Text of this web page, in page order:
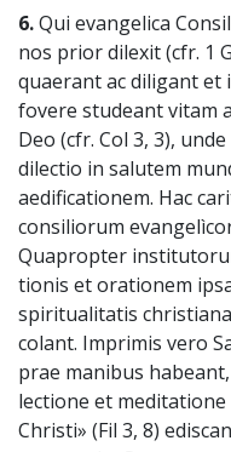
6.Qui evangelica
nos prior dilexit (cfr. 1
quaerant ac diligant et
fovere studeant vitam
Deo (cfr. Col 3, 3),
dilectio in salutem
aedificationem. Hac
consiliorum
Quapropter
tionis et orationem
spiritualitatis
colant. Imprimis vero
prae manibus
lectione et
Christi» (Fil 3, 8)